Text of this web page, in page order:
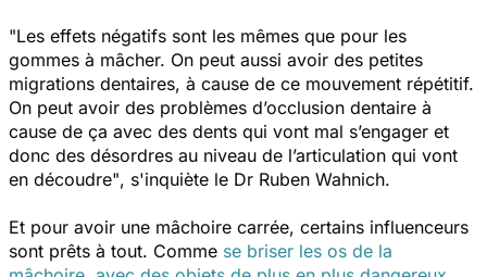
"Les effets négatifs sont les mêmes que pour les
gommes à mâcher. On peut aussi avoir des petites
migrations dentaires, à cause de ce mouvement répétitif.
On peut avoir des problèmes d’occlusion dentaire à
cause de ça avec des dents qui vont mal s’engager et
donc des désordres au niveau de l’articulation qui vont
en découdre", s'inquiète le Dr Ruben Wahnich.
Et pour avoir une mâchoire carrée, certains influenceurs
sont prêts à tout. Comme se briser les os de la